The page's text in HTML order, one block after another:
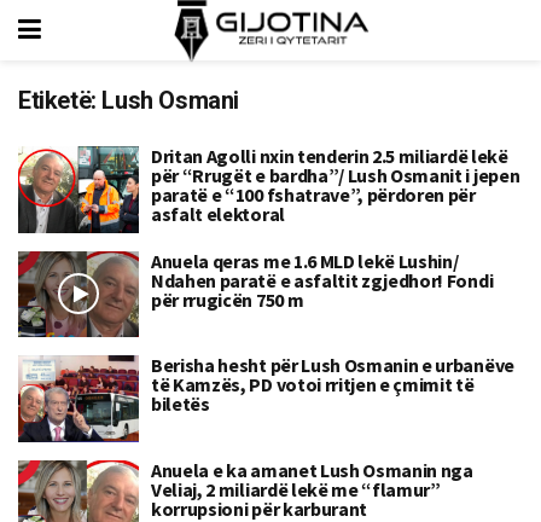
Etiketë: Lush Osmani
Dritan Agolli nxin tenderin 2.5 miliardë lekë
për “Rrugët e bardha”/ Lush Osmanit i jepen
paratë e “100 fshatrave”, përdoren për
asfalt elektoral
Anuela qeras me 1.6 MLD lekë Lushin/
Ndahen paratë e asfaltit zgjedhor! Fondi
për rrugicën 750 m
Berisha hesht për Lush Osmanin e urbanëve
të Kamzës, PD votoi rritjen e çmimit të
biletës
Anuela e ka amanet Lush Osmanin nga
Veliaj, 2 miliardë lekë me “flamur”
korrupsioni për karburant